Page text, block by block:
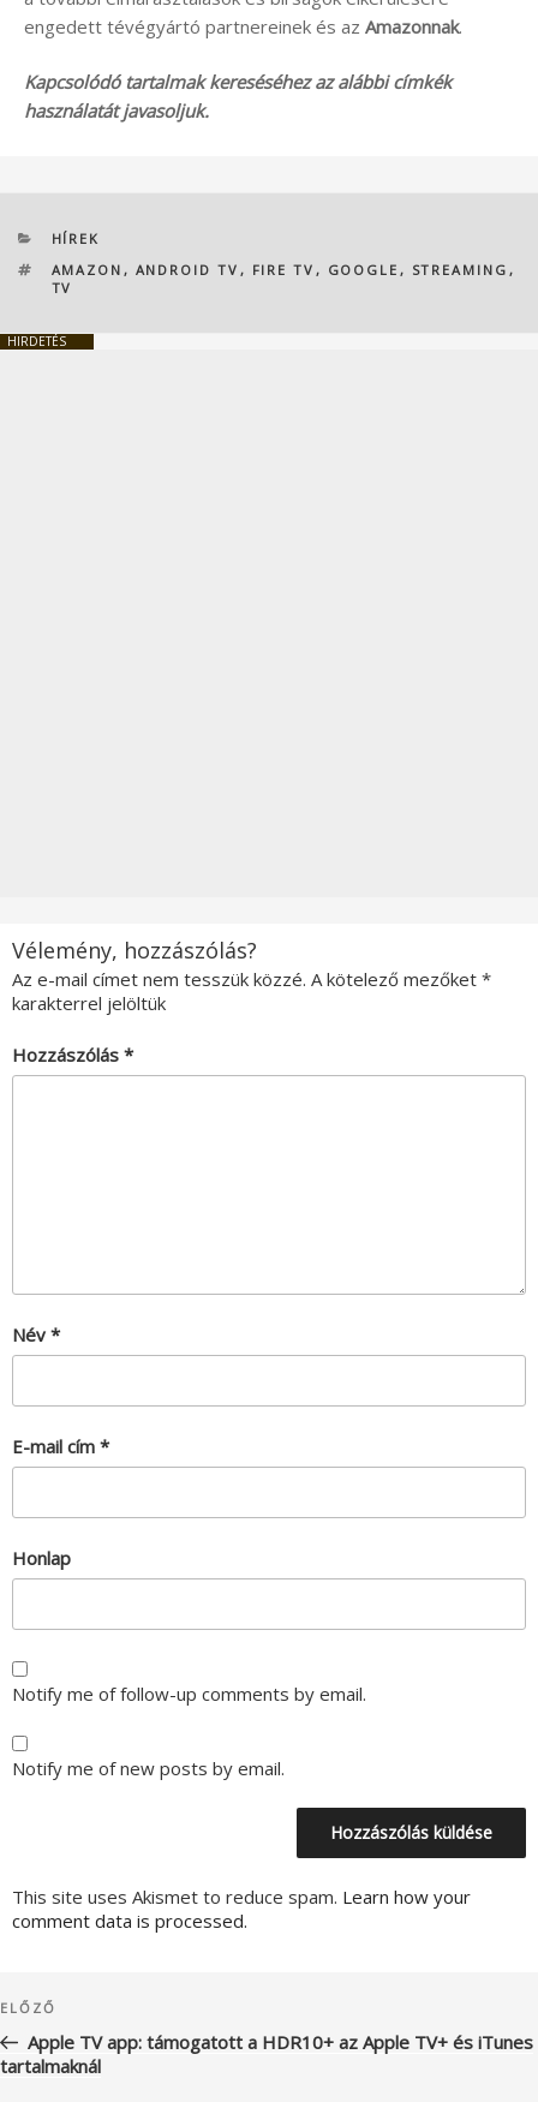
engedett tévégyártó partnereinek és az Amazonnak.
Kapcsolódó tartalmak kereséséhez az alábbi címkék
használatát javasoljuk.
KATEGÓRIÁK
HÍREK
CÍMKÉK
AMAZON , ANDROID TV , FIRE TV , GOOGLE , STREAMING ,
TV
HIRDETÉS
Vélemény, hozzászólás?
Az e-mail címet nem tesszük közzé. A kötelező mezőket *
karakterrel jelöltük
Hozzászólás *
Név *
E-mail cím *
Honlap
Notify me of follow-up comments by email.
Notify me of new posts by email.
This site uses Akismet to reduce spam. Learn how your
comment data is processed.
navigáció
Korábbi
bejegyzés
ELŐZŐ
Apple TV app: támogatott a HDR10+ az Apple TV+ és iTunes
tartalmaknál